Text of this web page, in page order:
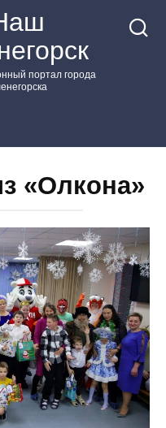
портал города
«Олкона»